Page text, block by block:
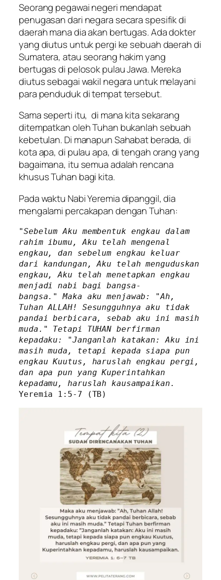
Seorang pegawai negeri mendapat
penugasan dari negara secara spesifik di
daerah mana dia akan bertugas. Ada dokter
yang diutus untuk pergi ke sebuah daerah di
Sumatera, atau seorang hakim yang
bertugas di pelosok pulau Jawa. Mereka
diutus sebagai wakil negara untuk melayani
para penduduk di tempat tersebut.
Sama seperti itu, di mana kita sekarang
ditempatkan oleh Tuhan bukanlah sebuah
kebetulan. Di manapun Sahabat berada, di
kota apa, di pulau apa, di tengah orang yang
bagaimana, itu semua adalah rencana
khusus Tuhan bagi kita.
Pada waktu Nabi Yeremia dipanggil, dia
mengalami percakapan dengan Tuhan:
"Sebelum Aku membentuk engkau dalam
rahim ibumu, Aku telah mengenal
engkau, dan sebelum engkau keluar
dari kandungan, Aku telah menguduskan
engkau, Aku telah menetapkan engkau
menjadi nabi bagi bangsa-
bangsa." Maka aku menjawab: "Ah,
Tuhan ALLAH! Sesungguhnya aku tidak
pandai berbicara, sebab aku ini masih
muda." Tetapi TUHAN berfirman
kepadaku: "Janganlah katakan: Aku ini
masih muda, tetapi kepada siapa pun
engkau Kuutus, haruslah engkau pergi,
dan apa pun yang Kuperintahkan
Yeremia 1:5-7 (TB)